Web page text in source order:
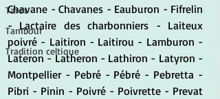
Tarot
Tambour
Tradition celtique
Chavane - Chavanes - Eauburon - Fifrelin
- Lactaire des charbonniers - Laiteux
poivré - Laitiron - Laitirou - Lamburon -
Lateron - Latheron - Lathiron - Latyron -
Montpellier - Pebré - Pébré - Pebretta -
Pibri - Pinin - Poivré - Poivrette - Prevat